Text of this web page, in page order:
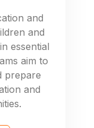
and
and
essential
aim to
prepare
and